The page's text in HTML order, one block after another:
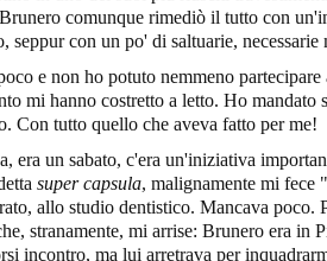
comunque rimediò il tutto con
seppur con un po' di saltuarie, necessarie
e non ho potuto nemmeno
mi hanno costretto a letto. Ho mandato
Con tutto quello che aveva fatto per me!
era un sabato, c'era un'iniziativa
super capsula, malignamente mi fece "
allo studio dentistico. Mancava poco.
stranamente, mi arrise: Brunero era in
incontro, ma lui arretrava per